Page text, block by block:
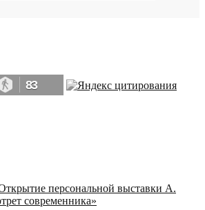
83
персональной выставки А.
современника»